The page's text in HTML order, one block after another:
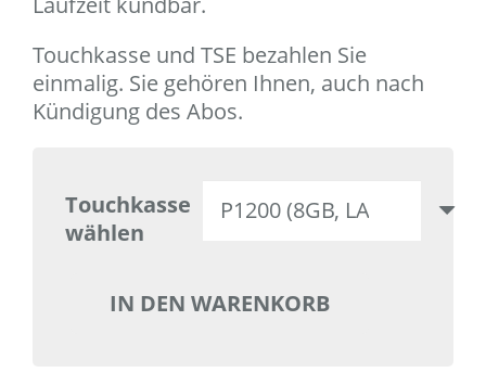
Touchkasse und TSE bezahlen Sie
einmalig. Sie gehören Ihnen, auch nach
Kündigung des Abos.
Touchkasse
wählen
PaketIN DEN WARENKORB